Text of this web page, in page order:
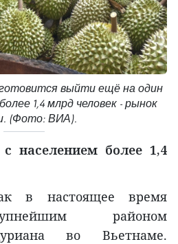
выйти ещё на один
1,4 млрд человек - рынок
(Фото: ВИА).
населением более 1,4
в настоящее время
районом
во Вьетнаме.